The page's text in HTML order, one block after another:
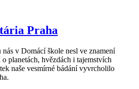
Praha
v Domácí škole nesl ve znamení
planetách, hvězdách i tajemstvích
naše vesmírné bádání vyvrcholilo